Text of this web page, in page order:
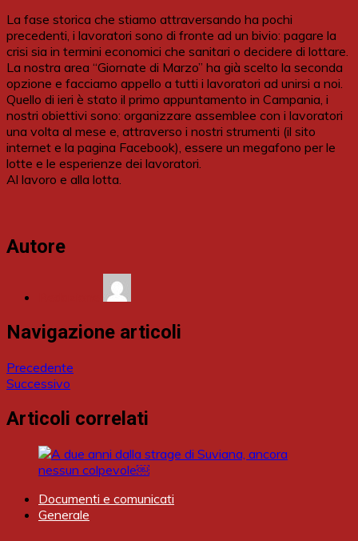
La fase storica che stiamo attraversando ha pochi
precedenti, i lavoratori sono di fronte ad un bivio: pagare la
crisi sia in termini economici che sanitari o decidere di lottare.
La nostra area “Giornate di Marzo” ha già scelto la seconda
opzione e facciamo appello a tutti i lavoratori ad unirsi a noi.
Quello di ieri è stato il primo appuntamento in Campania, i
nostri obiettivi sono: organizzare assemblee con i lavoratori
una volta al mese e, attraverso i nostri strumenti (il sito
internet e la pagina Facebook), essere un megafono per le
lotte e le esperienze dei lavoratori.
Al lavoro e alla lotta.
Autore
Navigazione articoli
Precedente
Successivo
Articoli correlati
Documenti e comunicati
Generale